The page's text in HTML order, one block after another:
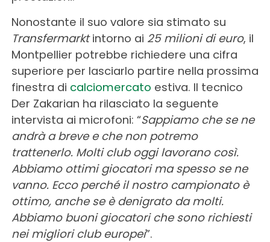
Nonostante il suo valore sia stimato su
Transfermarktintorno ai 25 milioni di euro, il
Montpellier potrebbe richiedere una cifra
superiore per lasciarlo partire nella prossima
finestra di calciomercato estiva. Il tecnico
Der Zakarian ha rilasciato la seguente
intervista ai microfoni: “Sappiamo che se ne
andrà a breve e che non potremo
trattenerlo. Molti club oggi lavorano così.
Abbiamo ottimi giocatori ma spesso se ne
vanno. Ecco perché il nostro campionato è
ottimo, anche se è denigrato da molti.
Abbiamo buoni giocatori che sono richiesti
nei migliori club europei”.